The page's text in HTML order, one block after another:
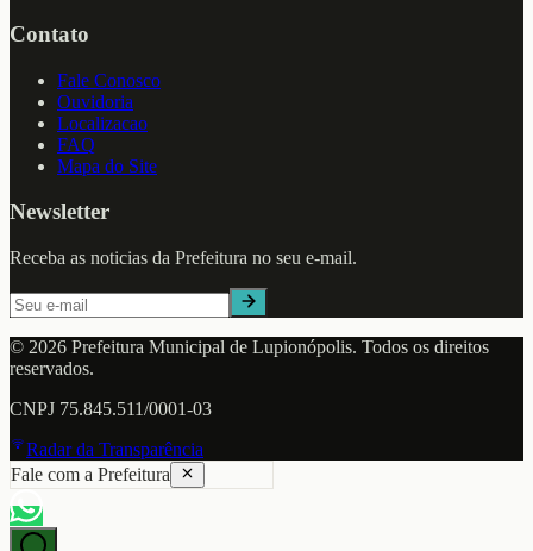
Contato
Fale Conosco
Ouvidoria
Localizacao
FAQ
Mapa do Site
Newsletter
Receba as noticias da Prefeitura no seu e-mail.
© 2026 Prefeitura Municipal de Lupionópolis. Todos os direitos
reservados.
CNPJ 75.845.511/0001-03
Radar da Transparência
Fale com a Prefeitura